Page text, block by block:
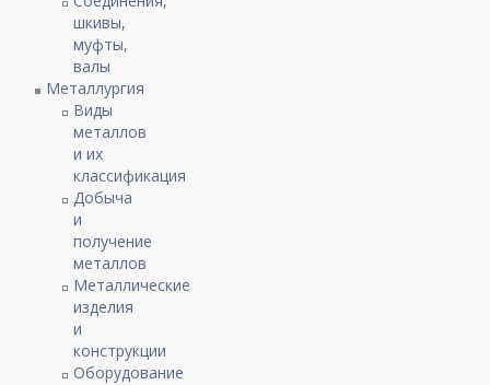
шкивы,
муфты,
валы
Металлургия
Виды
металлов
и их
классификация
Добыча
и
получение
металлов
Металлические
изделия
и
конструкции
Оборудование